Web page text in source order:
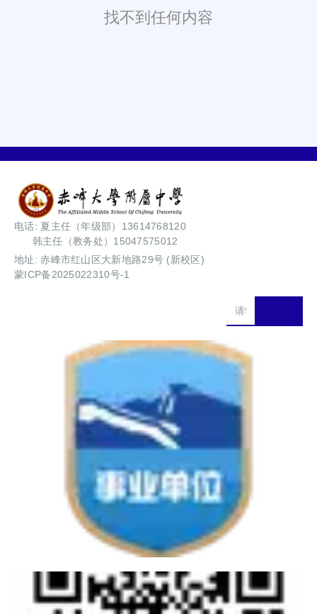
找不到任何内容
电话: 夏主任（年级部）13614768120
韩主任（教务处）15047575012
地址: 赤峰市红山区大新地路29号 (新校区)
蒙ICP备2025022310号-1